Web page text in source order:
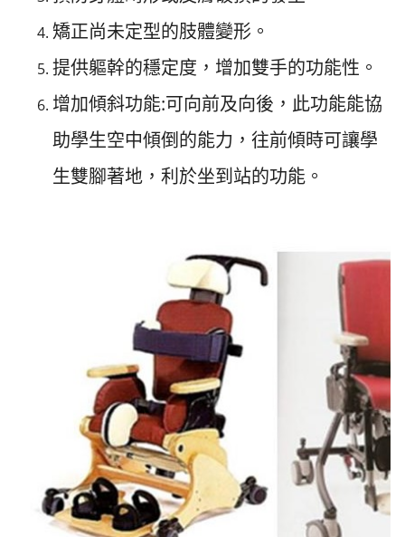
矯正尚未定型的肢體變形。
提供軀幹的穩定度，增加雙手的功能性。
增加傾斜功能:可向前及向後，此功能能協
助學生空中傾倒的能力，往前傾時可讓學
生雙腳著地，利於坐到站的功能。